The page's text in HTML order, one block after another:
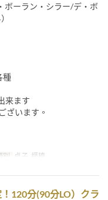
ボーラン・シラー/デ・ボ
種
来ます
ざいます。
別 桌子, 櫃檯
120分(90分LO）クラ